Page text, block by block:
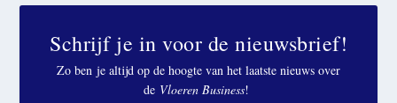
Schrijf je in voor de nieuwsbrief!
Zo ben je altijd op de hoogte van het laatste nieuws over
de Vloeren Business!